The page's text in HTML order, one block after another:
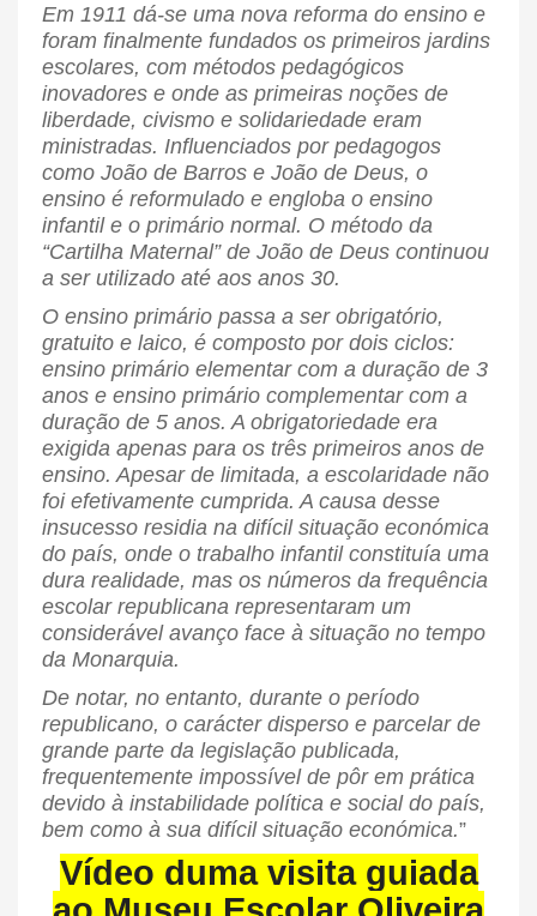
Em 1911 dá-se uma nova reforma do ensino e
foram finalmente fundados os primeiros jardins
escolares, com métodos pedagógicos
inovadores e onde as primeiras noções de
liberdade, civismo e solidariedade eram
ministradas. Influenciados por pedagogos
como João de Barros e João de Deus, o
ensino é reformulado e engloba o ensino
infantil e o primário normal. O método da
“Cartilha Maternal” de João de Deus continuou
a ser utilizado até aos anos 30.
O ensino primário passa a ser obrigatório,
gratuito e laico, é composto por dois ciclos:
ensino primário elementar com a duração de 3
anos e ensino primário complementar com a
duração de 5 anos. A obrigatoriedade era
exigida apenas para os três primeiros anos de
ensino. Apesar de limitada, a escolaridade não
foi efetivamente cumprida. A causa desse
insucesso residia na difícil situação económica
do país, onde o trabalho infantil constituía uma
dura realidade, mas os números da frequência
escolar republicana representaram um
considerável avanço face à situação no tempo
da Monarquia.
De notar, no entanto, durante o período
republicano, o carácter disperso e parcelar de
grande parte da legislação publicada,
frequentemente impossível de pôr em prática
devido à instabilidade política e social do país,
bem como à sua difícil situação económica.”
Vídeo duma visita guiada